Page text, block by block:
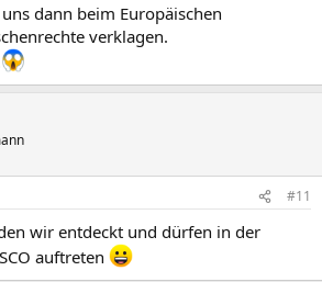
dann beim Europäischen
verklagen.
#11
wir entdeckt und dürfen in der
auftreten